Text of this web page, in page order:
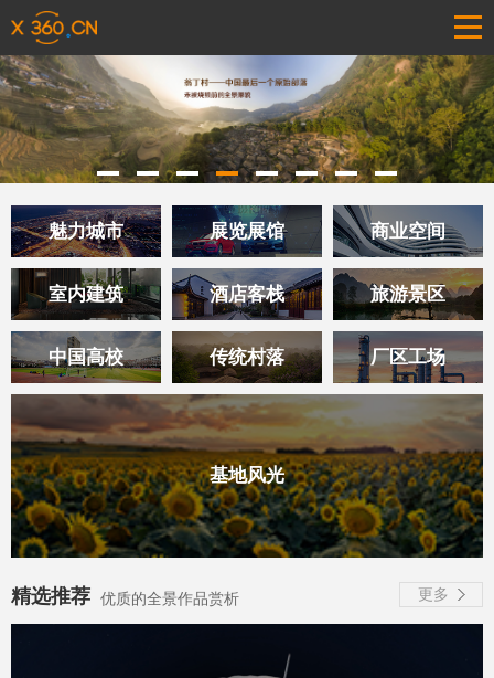
魅力城市 展览展馆 商业空间
室内建筑 酒店客栈 旅游景区
中国高校 传统村落 厂区工场
基地风光
精选推荐 优质的全景作品赏析 更多